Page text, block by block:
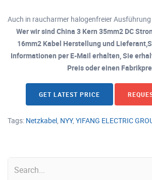
Auch in raucharmer halogenfreier
Wer wir sind China 3 Kern 35mm2 DC
16mm2 Kabel Herstellung und
Informationen per E-Mail erhalten, Sie
Preis oder einen
GET LATEST PRICE
Tags: Netzkabel, NYY, YIFANG ELECTRIC